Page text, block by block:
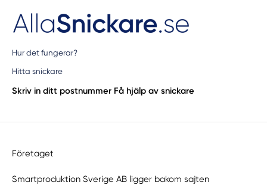
Hur det fungerar?
Hitta snickare
Skriv in ditt postnummer Få hjälp av snickare
Företaget
Smartproduktion Sverige AB ligger bakom sajten